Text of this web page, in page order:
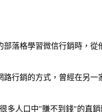
部落格學習微信行銷時，從
路行銷的方式，曾經在另一
多人口中"賺不到錢"的直